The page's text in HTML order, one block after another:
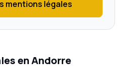
mentions légales
en Andorre